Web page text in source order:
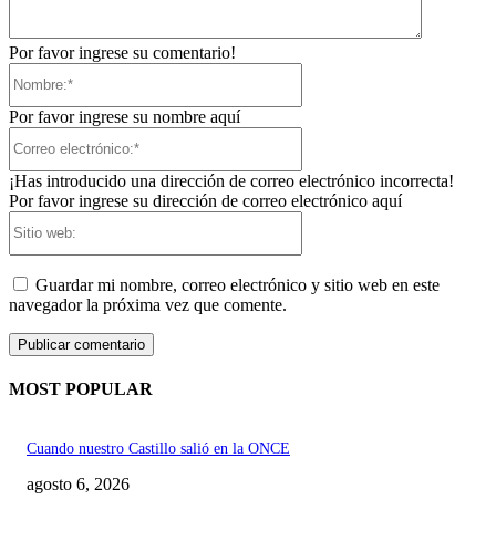
Por favor ingrese su comentario!
Por favor ingrese su nombre aquí
¡Has introducido una dirección de correo electrónico incorrecta!
Por favor ingrese su dirección de correo electrónico aquí
Guardar mi nombre, correo electrónico y sitio web en este
navegador la próxima vez que comente.
MOST POPULAR
Cuando nuestro Castillo salió en la ONCE
agosto 6, 2026